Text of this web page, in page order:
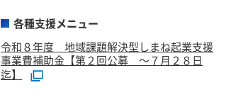
各種支援メニュー
令和８年度 地域課題解決型しまね起業支援
事業費補助金【第２回公募 ～７月２８日
迄】